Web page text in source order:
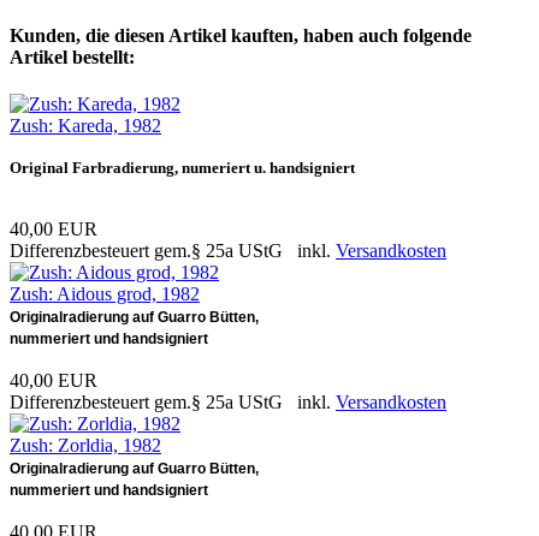
Kunden, die diesen Artikel kauften, haben auch folgende
Artikel bestellt:
Zush: Kareda, 1982
Original Farbradierung, numeriert u. handsigniert
40,00 EUR
Differenzbesteuert gem.§ 25a UStG inkl. Versandkosten
Zush: Aidous grod, 1982
Originalradierung auf Guarro Bütten,
nummeriert und handsigniert
40,00 EUR
Differenzbesteuert gem.§ 25a UStG inkl. Versandkosten
Zush: Zorldia, 1982
Originalradierung auf Guarro Bütten,
nummeriert und handsigniert